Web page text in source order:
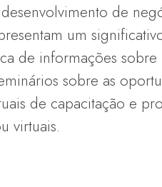
de
um
de informações
sobre as
de capacitação e
virtuais.